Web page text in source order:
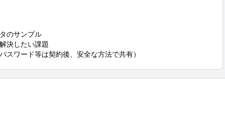
のサンプル
決したい課題
スワード等は契約後、安全な方法で共有）